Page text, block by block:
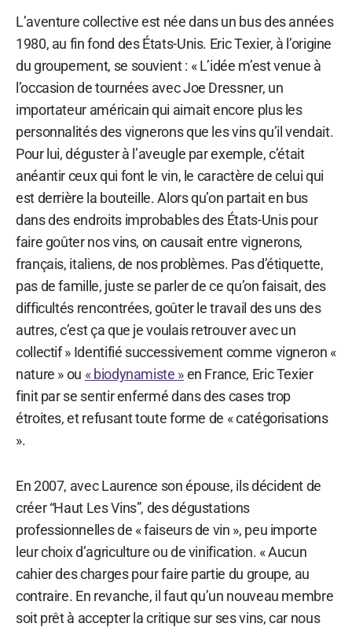
L’aventure collective est née dans un bus des années
1980, au fin fond des États-Unis. Eric Texier, à l’origine
du groupement, se souvient : « L’idée m’est venue à
l’occasion de tournées avec Joe Dressner, un
importateur américain qui aimait encore plus les
personnalités des vignerons que les vins qu’il vendait.
Pour lui, déguster à l’aveugle par exemple, c’était
anéantir ceux qui font le vin, le caractère de celui qui
est derrière la bouteille. Alors qu’on partait en bus
dans des endroits improbables des États-Unis pour
faire goûter nos vins, on causait entre vignerons,
français, italiens, de nos problèmes. Pas d’étiquette,
pas de famille, juste se parler de ce qu’on faisait, des
difficultés rencontrées, goûter le travail des uns des
autres, c’est ça que je voulais retrouver avec un
collectif » Identifié successivement comme vigneron «
nature » ou « biodynamiste »en France, Eric Texier
finit par se sentir enfermé dans des cases trop
étroites, et refusant toute forme de « catégorisations
».
En 2007, avec Laurence son épouse, ils décident de
créer “Haut Les Vins”, des dégustations
professionnelles de « faiseurs de vin », peu importe
leur choix d’agriculture ou de vinification. « Aucun
cahier des charges pour faire partie du groupe, au
contraire. En revanche, il faut qu’un nouveau membre
soit prêt à accepter la critique sur ses vins, car nous